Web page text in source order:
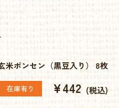
米ポンセン（黒豆入り） 8枚
在庫有り ¥442 (税込)